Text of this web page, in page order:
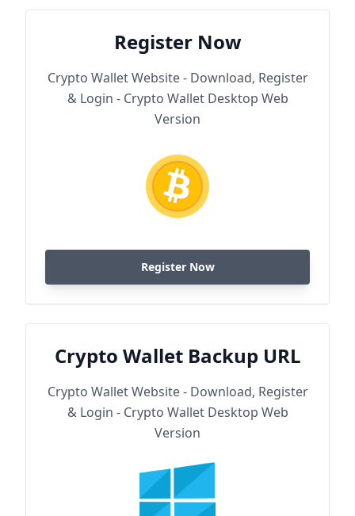
Register Now
Crypto Wallet Website - Download, Register
& Login - Crypto Wallet Desktop Web
Version
Register Now
Crypto Wallet Backup URL
Crypto Wallet Website - Download, Register
& Login - Crypto Wallet Desktop Web
Version